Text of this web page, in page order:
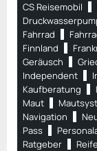
CS Reisemobil
Fahrrad
Finnland
Geräusch
Independent
Kaufberatung
Maut
Navigation
Pass
Ratgeber